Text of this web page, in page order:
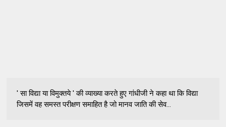
' सा विद्या या विमुक्तये ' की व्याख्या करते हुए गांधीजी ने कहा था कि विद्या
जिसमें वह समस्त परीक्षण समाहित है जो मानव जाति की सेव...